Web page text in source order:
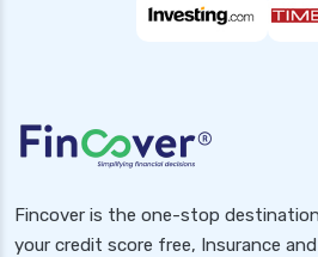
health insurance delhi
health insurance hubli
health insurance in rajasthan
Fincover is the one-stop
your credit score free, Insurance